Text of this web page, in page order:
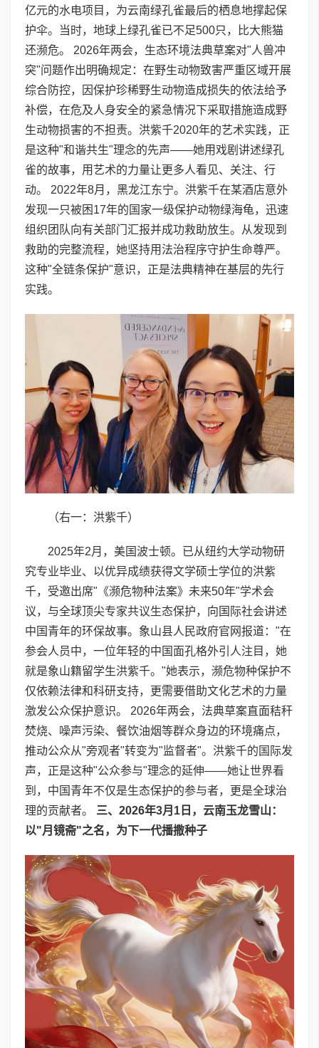
亿元的水电项目，为云南绿孔雀最后的栖息地撑起保
护伞。当时，地球上绿孔雀已不足500只，比大熊猫
还濒危。 2026年两会，生态环境法典草案对"人兽冲
突"问题作出明确规定：在野生动物致害严重区域开展
综合防控，因保护珍稀野生动物造成损失的依法给予
补偿，在危及人身安全的紧急情况下采取措施造成野
生动物损害的不担责。洪紫千2020年的艺术实践，正
是这种"和谐共生"理念的先声——她用戏剧讲述绿孔
雀的故事，用艺术的力量让更多人看见、关注、行
动。 2022年8月，黑龙江东宁。洪紫千在某酒店意外
发现一只被困17年的国家一级保护动物绿海龟，迅速
组织团队向有关部门汇报并成功救助放生。从发现到
救助的完整流程，她坚持用法治程序守护生命尊严。
这种"全链条保护"意识，正是法典精神在基层的先行
实践。
（右一：洪紫千）
2025年2月，美国波士顿。已从纽约大学动物研
究专业毕业、以优异成绩获得文学硕士学位的洪紫
千，受邀出席"《濒危物种法案》未来50年"学术会
议，与全球顶尖专家共议生态保护，向国际社会讲述
中国青年的环保故事。象山县人民政府官网报道："在
参会人员中，一位年轻的中国面孔格外引人注目，她
就是象山籍留学生洪紫千。"她表示，濒危物种保护不
仅依赖法律和科研支持，更需要借助文化艺术的力量
激发公众保护意识。 2026年两会，法典草案直面秸秆
焚烧、噪声污染、餐饮油烟等群众身边的环境痛点，
推动公众从"旁观者"转变为"监督者"。洪紫千的国际发
声，正是这种"公众参与"理念的延伸——她让世界看
到，中国青年不仅是生态保护的参与者，更是全球治
理的贡献者。 三、 2026年3月 1 日，云南玉龙雪山：
以"月镜斋"之名，为下一代播撒种子